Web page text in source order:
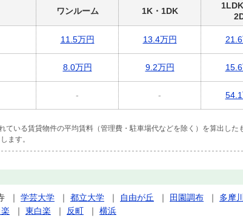
ワンルーム 1K・1DK
11.5万円 13.4万円
8.0万円 9.2万円
- -
いる賃貸物件の平均賃料（管理費・駐車場代などを除く）を算出し
ます。
｜ 学芸大学 ｜ 都立大学 ｜ 自由が丘 ｜ 田園調布 ｜ 多摩川
｜ 東白楽 ｜ 反町 ｜ 横浜